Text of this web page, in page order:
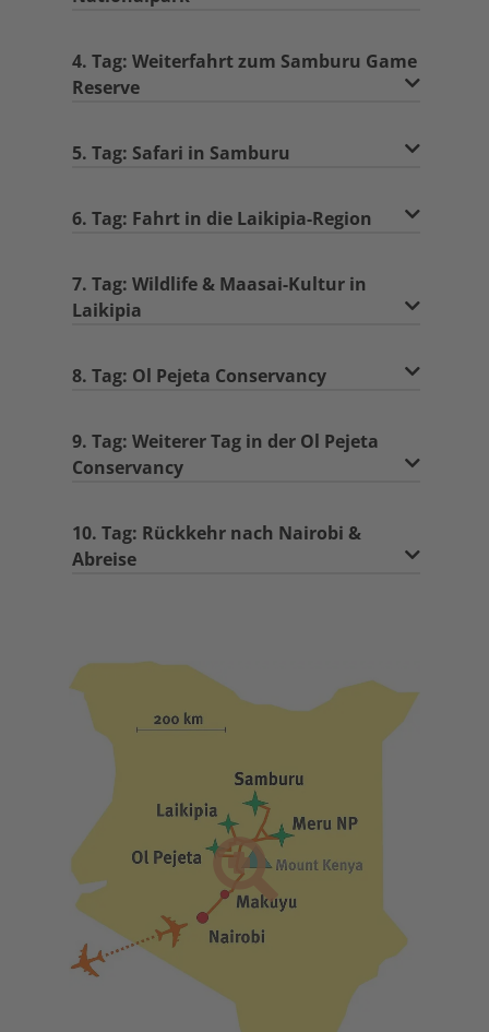
4. Tag: Weiterfahrt zum Samburu Game
Reserve
5. Tag: Safari in Samburu
6. Tag: Fahrt in die Laikipia-Region
7. Tag: Wildlife & Maasai-Kultur in
Laikipia
8. Tag: Ol Pejeta Conservancy
9. Tag: Weiterer Tag in der Ol Pejeta
Conservancy
10. Tag: Rückkehr nach Nairobi &
Abreise